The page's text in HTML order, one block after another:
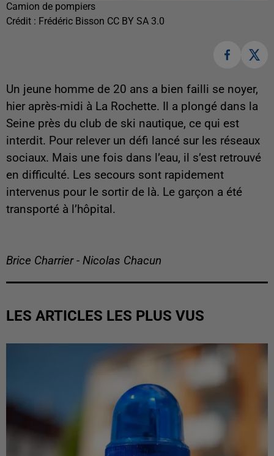
Camion de pompiers
Crédit : Frédéric Bisson CC BY SA 3.0
Un jeune homme de 20 ans a bien failli se noyer,
hier après-midi à La Rochette. Il a plongé dans la
Seine près du club de ski nautique, ce qui est
interdit. Pour relever un défi lancé sur les réseaux
sociaux. Mais une fois dans l’eau, il s’est retrouvé
en difficulté. Les secours sont rapidement
intervenus pour le sortir de là. Le garçon a été
transporté à l’hôpital.
Brice Charrier - Nicolas Chacun
LES ARTICLES LES PLUS VUS